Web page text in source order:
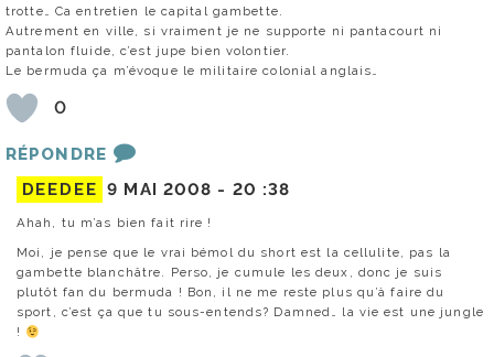
trotte… Ca entretien le capital gambette.
Autrement en ville, si vraiment je ne supporte ni pantacourt ni
pantalon fluide, c’est jupe bien volontier.
Le bermuda ça m’évoque le militaire colonial anglais…
0
RÉPONDRE
DEEDEE 9 MAI 2008 - 20 :38
Ahah, tu m’as bien fait rire !
Moi, je pense que le vrai bémol du short est la cellulite, pas la
gambette blanchâtre. Perso, je cumule les deux, donc je suis
plutôt fan du bermuda ! Bon, il ne me reste plus qu’à faire du
sport, c’est ça que tu sous-entends? Damned… la vie est une jungle
!